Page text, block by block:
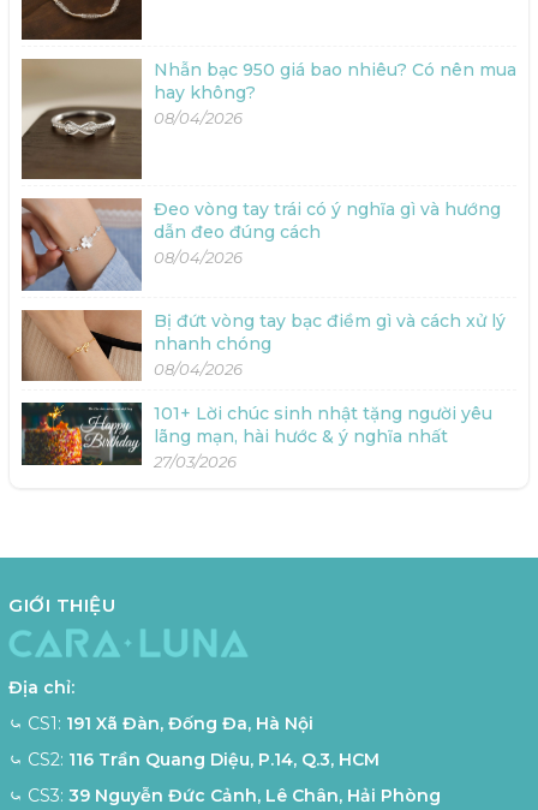
Nhẫn bạc 950 giá bao nhiêu? Có nên mua
hay không?
08/04/2026
Đeo vòng tay trái có ý nghĩa gì và hướng
dẫn đeo đúng cách
08/04/2026
Bị đứt vòng tay bạc điềm gì và cách xử lý
nhanh chóng
08/04/2026
101+ Lời chúc sinh nhật tặng người yêu
lãng mạn, hài hước & ý nghĩa nhất
27/03/2026
GIỚI THIỆU
Địa chỉ:
⤿ CS1: 191 Xã Đàn, Đống Đa, Hà Nội
⤿ CS2: 116 Trần Quang Diệu, P.14, Q.3, HCM
⤿ CS3: 39 Nguyễn Đức Cảnh, Lê Chân, Hải Phòng